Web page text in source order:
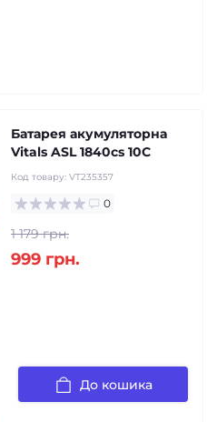
Батарея акумуляторна
Vitals ASL 1840cs 10C
Код товару: VT235357
0
1 179 грн.
999 грн.
До кошика